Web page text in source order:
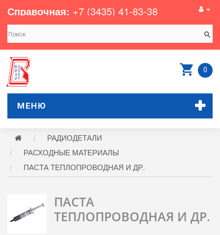
Справочная: +7 (3435) 41-83-38
0
МЕНЮ
РАДИОДЕТАЛИ
РАСХОДНЫЕ МАТЕРИАЛЫ
ПАСТА ТЕПЛОПРОВОДНАЯ И ДР.
ПАСТА
ТЕПЛОПРОВОДНАЯ И ДР.